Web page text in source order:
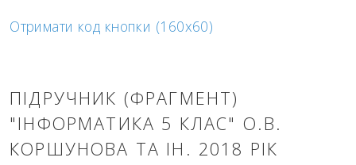
Отримати код кнопки (160x60)
ПІДРУЧНИК (ФРАГМЕНТ)
"ІНФОРМАТИКА 5 КЛАС" О.В.
КОРШУНОВА ТА ІН. 2018 РІК